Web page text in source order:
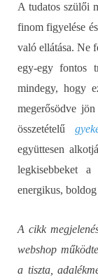
A tudatos szülői
finom figyelése
való ellátása. Ne
egy-egy fontos
mindegy, hogy
megerősödve
összetételű
együttesen
legkisebbeket
energikus,
A cikk
webshop
a tiszta,